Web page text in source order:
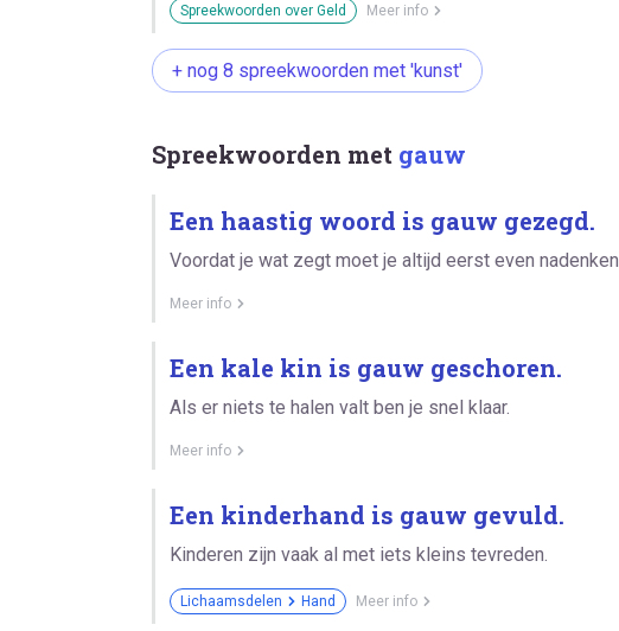
Spreekwoorden over Geld Meer info
+ nog 8 spreekwoorden met 'kunst'
Spreekwoorden met gauw
Een haastig woord is gauw gezegd.
Voordat je wat zegt moet je altijd eerst even nadenken.
Meer info
Een kale kin is gauw geschoren.
Als er niets te halen valt ben je snel klaar.
Meer info
Een kinderhand is gauw gevuld.
Kinderen zijn vaak al met iets kleins tevreden.
Lichaamsdelen Hand Meer info